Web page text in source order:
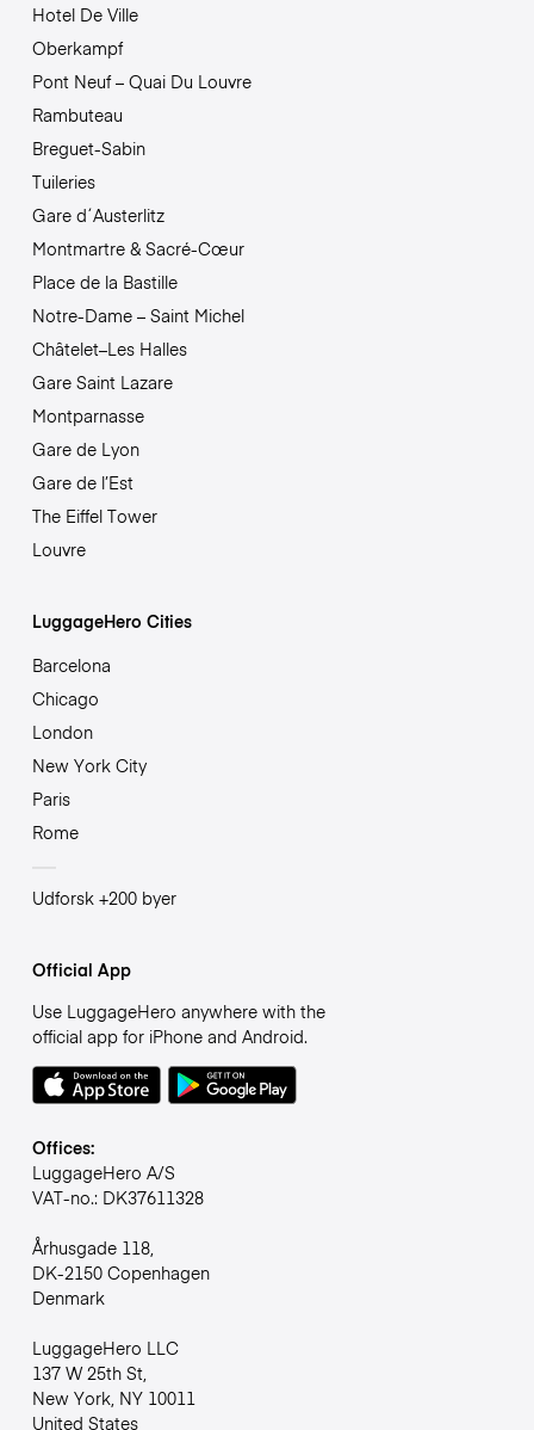
Hotel De Ville
Oberkampf
Pont Neuf – Quai Du Louvre
Rambuteau
Breguet-Sabin
Tuileries
Gare d´Austerlitz
Montmartre & Sacré-Cœur
Place de la Bastille
Notre-Dame – Saint Michel
Châtelet–Les Halles
Gare Saint Lazare
Montparnasse
Gare de Lyon
Gare de l’Est
The Eiffel Tower
Louvre
LuggageHero Cities
Barcelona
Chicago
London
New York City
Paris
Rome
Udforsk +200 byer
Official App
Use LuggageHero anywhere with the
official app for iPhone and Android.
Offices:
LuggageHero A/S
VAT-no.: DK37611328
Århusgade 118,
DK-2150 Copenhagen
Denmark
LuggageHero LLC
137 W 25th St,
New York, NY 10011
United States